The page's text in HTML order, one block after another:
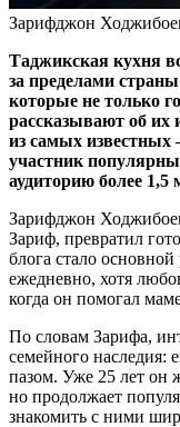
Зарифджон
Таджикская кухня
за пределами
которые не только
рассказывают об их
из самых
участник
аудиторию более 1,5
Зарифджон
Зариф, превратил
блога стало
ежедневно, хотя
когда он помогал
По словам Зарифа,
семейного наследия:
пазом. Уже 25 лет он
но продолжает
знакомить с ними